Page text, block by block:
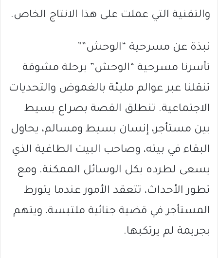
والتقنية التي عملت على هذا الانتاج الخاص.
نبذة عن مسرحية “الوحش””
تأسرنا مسرحية “الوحش” برحلة مشوقة
تنقلنا عبر عوالم مليئة بالغموض والتحديات
الاجتماعية. تنطلق القصة بصراع بسيط
بين مستأجر، إنسان بسيط ومسالم، يحاول
البقاء في بيته، وصاحب البيت الطاغية الذي
يسعى لطرده بكل الوسائل الممكنة. ومع
تطور الأحداث، تتعقد الأمور عندما يتورط
المستأجر في قضية جنائية ملتبسة، ويتهم
بجريمة لم يرتكبها.